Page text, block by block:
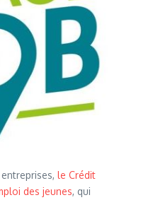
le Crédit
des jeunes, qui